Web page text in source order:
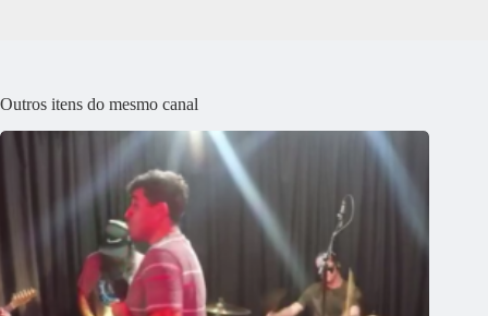
Outros itens do mesmo canal